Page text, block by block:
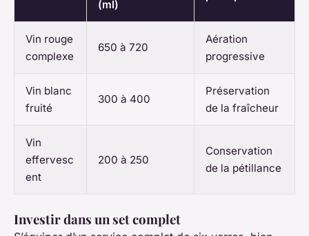
(ml)
Vin rouge
complexe
650 à 720
Aération
progressive
Vin blanc
fruité
300 à 400
Préservation
de la fraîcheur
Vin
effervesc
ent
200 à 250
Conservation
de la pétillance
Investir dans un set complet